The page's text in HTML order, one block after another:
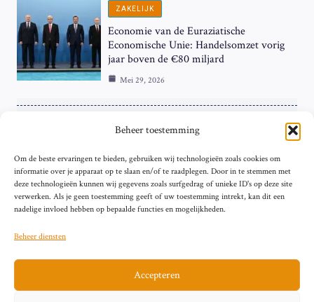
Beheer toestemming
Om de beste ervaringen te bieden, gebruiken wij technologieën zoals cookies om
informatie over je apparaat op te slaan en/of te raadplegen. Door in te stemmen met
deze technologieën kunnen wij gegevens zoals surfgedrag of unieke ID's op deze site
verwerken. Als je geen toestemming geeft of uw toestemming intrekt, kan dit een
nadelige invloed hebben op bepaalde functies en mogelijkheden.
Beheer diensten
Accepteren
ZAKELIJK
Economie van de Euraziatische
Economische Unie: Handelsomzet vorig
jaar boven de €80 miljard
Mei 29, 2026
ZAKELIJK
Hardnekkige Inflatie bij de ‘Grote Vier’
van de Eurozone
Mei 29, 2026
Sitemap Contact Privacybeleid (EU) Impressum